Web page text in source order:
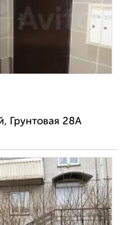
Грунтовая 28А